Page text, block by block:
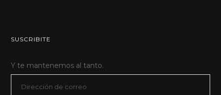
SUSCRIBITE
Y te mantenemos al tanto.
Dirección